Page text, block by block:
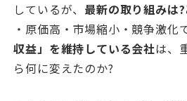
しているが、 最新の取り組みは
・原価高・市場縮小・競争激化
収益」を維持している会社は、
ら何に変えたのか?